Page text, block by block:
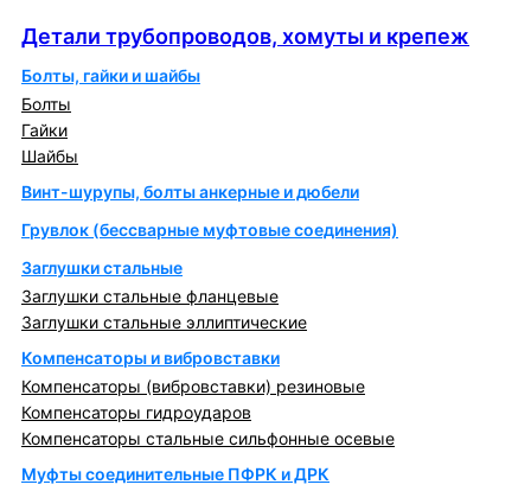
Детали трубопроводов, хомуты и крепеж
Болты, гайки и шайбы
Болты
Гайки
Шайбы
Винт-шурупы, болты анкерные и дюбели
Грувлок (бессварные муфтовые соединения)
Заглушки стальные
Заглушки стальные фланцевые
Заглушки стальные эллиптические
Компенсаторы и вибровставки
Компенсаторы (вибровставки) резиновые
Компенсаторы гидроударов
Компенсаторы стальные сильфонные осевые
Муфты соединительные ПФРК и ДРК